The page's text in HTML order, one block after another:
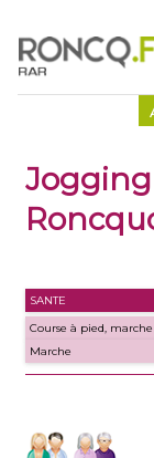
SANTE
Course à pied,
Marche